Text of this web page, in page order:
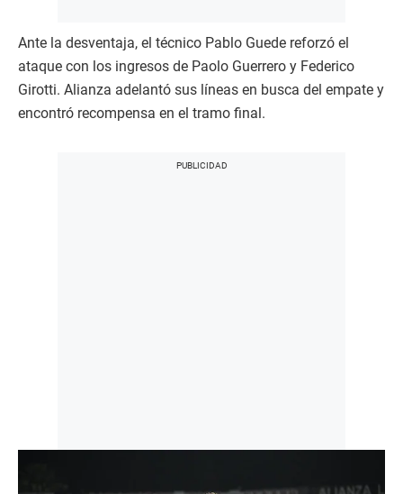
Ante la desventaja, el técnico Pablo Guede reforzó el
ataque con los ingresos de Paolo Guerrero y Federico
Girotti. Alianza adelantó sus líneas en busca del empate y
encontró recompensa en el tramo final.